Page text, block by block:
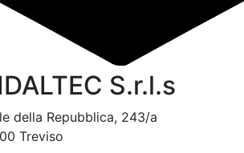
S.r.l.s
della Repubblica, 243/a
Treviso